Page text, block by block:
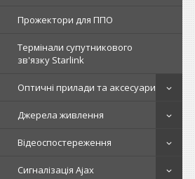
Прожектори для ППО
Термінали супутникового
зв'язку Starlink
Оптичні прилади та аксесуари
Джерела живлення
Відеоспостереження
Сигналізація Ajax